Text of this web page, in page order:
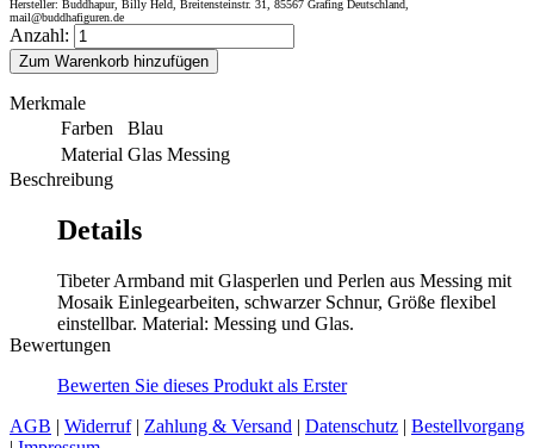
Hersteller: Buddhapur, Billy Held, Breitensteinstr. 31, 85567 Grafing Deutschland,
mail@buddhafiguren.de
Anzahl:
Zum Warenkorb hinzufügen
Merkmale
Farben
Blau
Material Glas Messing
Beschreibung
Details
Tibeter Armband mit Glasperlen und Perlen aus Messing mit
Mosaik Einlegearbeiten, schwarzer Schnur, Größe flexibel
einstellbar. Material: Messing und Glas.
Bewertungen
Bewerten Sie dieses Produkt als Erster
AGB | Widerruf| Zahlung & Versand | Datenschutz | Bestellvorgang